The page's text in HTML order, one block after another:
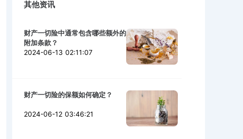
其他资讯
财产一切险中通常包含哪些额外的
附加条款？
2024-06-13 02:11:07
财产一切险的保额如何确定？
2024-06-12 03:46:21